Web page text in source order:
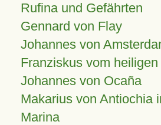
Rufina und Gefährten
Gennard von Flay
Johannes von
Franziskus vom
Johannes von Ocaña
Makarius von Antiochia
Marina